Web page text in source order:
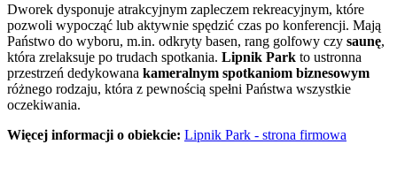
Dworek dysponuje atrakcyjnym zapleczem rekreacyjnym, które
pozwoli wypocząć lub aktywnie spędzić czas po konferencji. Mają
Państwo do wyboru, m.in. odkryty basen, rang golfowy czy saunę,
która zrelaksuje po trudach spotkania. Lipnik Park to ustronna
przestrzeń dedykowana kameralnym spotkaniom biznesowym
różnego rodzaju, która z pewnością spełni Państwa wszystkie
oczekiwania.
Więcej informacji o obiekcie: Lipnik Park - strona firmowa